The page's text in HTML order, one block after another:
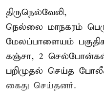
திருநெல்வேலி,
நெல்லை மாநகரம்
மேலப்பாளையம்
கஞ்சா, 2
பறிமுதல் செய்த
கைது செய்தனர்.